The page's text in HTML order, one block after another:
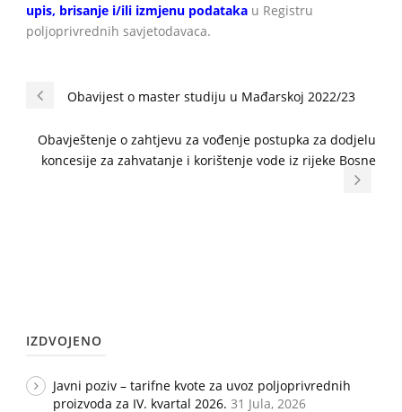
upis, brisanje i/ili izmjenu podataka u Registru
poljoprivrednih savjetodavaca.
Obavijest o master studiju u Mađarskoj 2022/23
Obavještenje o zahtjevu za vođenje postupka za dodjelu
koncesije za zahvatanje i korištenje vode iz rijeke Bosne
IZDVOJENO
Javni poziv – tarifne kvote za uvoz poljoprivrednih
proizvoda za IV. kvartal 2026. 31 Jula, 2026